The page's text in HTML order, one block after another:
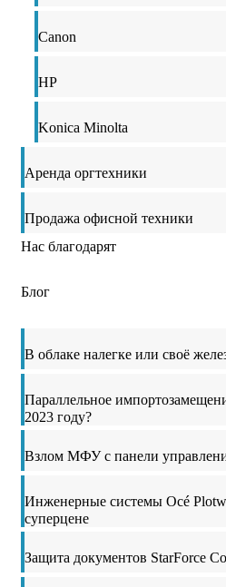
Canon
HP
Konica Minolta
Аренда оргтехники
Продажа офисной техники
Нас благодарят
Блог
В облаке налегке или своё
Параллельное
2023 году?
Взлом МФУ с панели
Инженерные системы Océ
суперцене
Защита документов StarForce